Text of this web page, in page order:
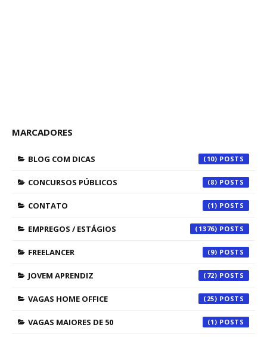
MARCADORES
BLOG COM DICAS (10)
CONCURSOS PÚBLICOS (8)
CONTATO (1)
EMPREGOS / ESTÁGIOS (1376)
FREELANCER (9)
JOVEM APRENDIZ (72)
VAGAS HOME OFFICE (25)
VAGAS MAIORES DE 50 (1)